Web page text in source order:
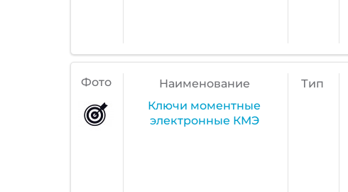
Фото
Наименование
Ключи моментные
электронные КМЭ
Тип